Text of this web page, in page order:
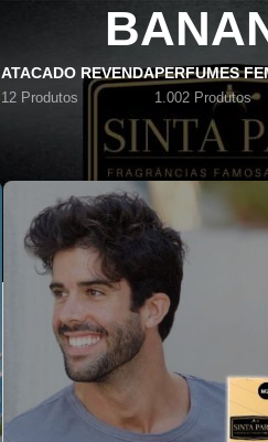
ATACADO REVENDA
12 Produtos
PERFUMES
1.002 Produtos